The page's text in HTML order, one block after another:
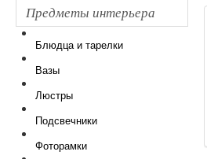
Предметы интерьера
Блюдца и тарелки
Вазы
Люстры
Подсвечники
Фоторамки